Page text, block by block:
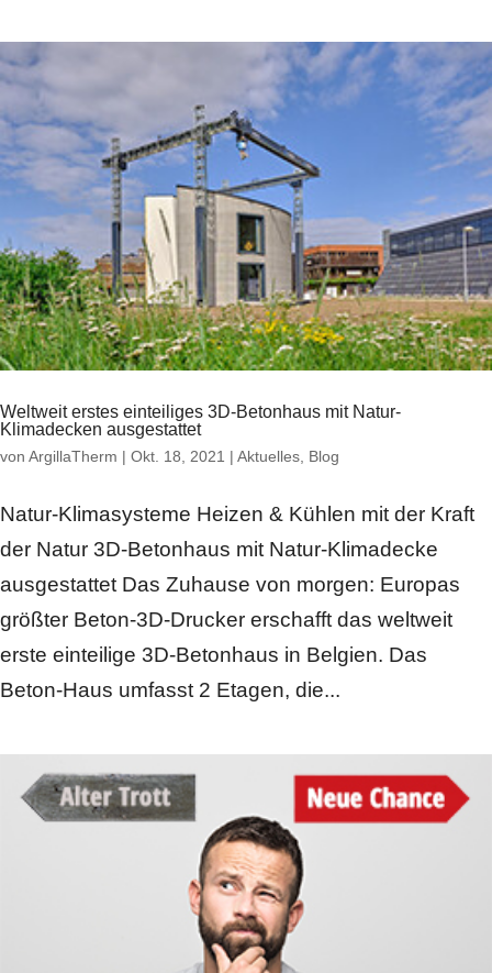
Weltweit erstes einteiliges 3D-Betonhaus mit Natur-
Klimadecken ausgestattet
von ArgillaTherm | Okt. 18, 2021 | Aktuelles Blog
Natur-Klimasysteme Heizen & Kühlen mit der Kraft
der Natur 3D-Betonhaus mit Natur-Klimadecke
ausgestattet Das Zuhause von morgen: Europas
größter Beton-3D-Drucker erschafft das weltweit
erste einteilige 3D-Betonhaus in Belgien. Das
Beton-Haus umfasst 2 Etagen, die...